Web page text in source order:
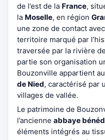
de l’est de la France,
la Moselle, en région
une zone de contact avec
territoire marqué par
traversée par la rivière
partie son organisation
Bouzonville appartient
de Nied, caractérisé par
villages de vallée.
Le patrimoine de
l’ancienne abbaye
éléments intégrés au